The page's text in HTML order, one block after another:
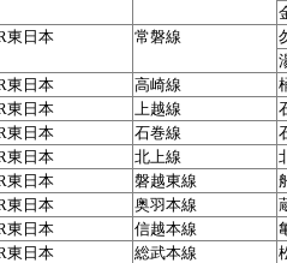
東日本 常磐線
東日本 高崎線
東日本 上越線
東日本 石巻線
東日本 北上線
東日本 磐越東線
東日本 奥羽本線
東日本 信越本線
東日本 総武本線